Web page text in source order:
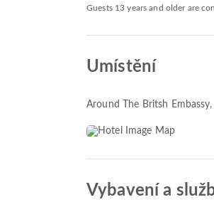
Guests 13 years and older are
Umístění
Around The Britsh
Vybavení a